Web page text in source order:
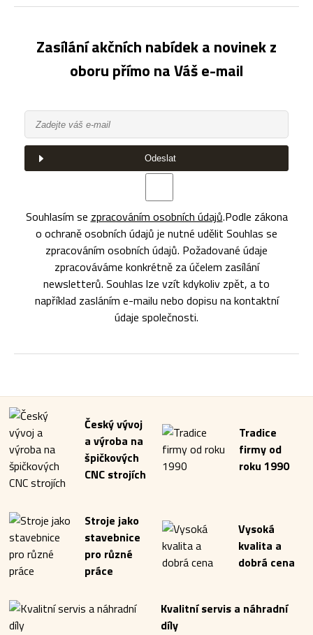
Zasílání akčních nabídek a novinek z
oboru přímo na Váš e-mail
Odeslat
Souhlasím se zpracováním osobních údajů.Podle zákona
o ochraně osobních údajů je nutné udělit Souhlas se
zpracováním osobních údajů. Požadované údaje
zpracováváme konkrétně za účelem zasílání
newsletterů. Souhlas lze vzít kdykoliv zpět, a to
například zasláním e-mailu nebo dopisu na kontaktní
údaje společnosti.
Český vývoj
a výroba na
špičkových
CNC strojích
Tradice
firmy od
roku 1990
Stroje jako
stavebnice
pro různé
práce
Vysoká
kvalita a
dobrá cena
Kvalitní servis a náhradní
díly